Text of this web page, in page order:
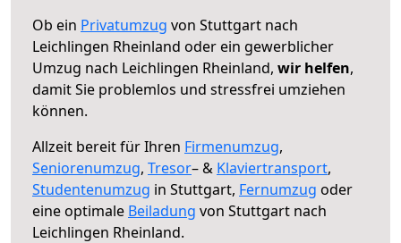
Ob ein Privatumzug von Stuttgart nach
Leichlingen Rheinland oder ein gewerblicher
Umzug nach Leichlingen Rheinland, wir helfen,
damit Sie problemlos und stressfrei umziehen
können.
Allzeit bereit für Ihren Firmenumzug,
Seniorenumzug, Tresor– & Klaviertransport,
Studentenumzug in Stuttgart, Fernumzug oder
eine optimale Beiladung von Stuttgart nach
Leichlingen Rheinland.